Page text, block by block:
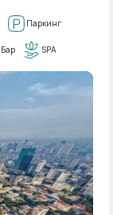
Паркинг
Бар SPA